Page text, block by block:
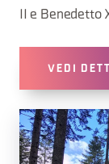
II e Benedetto
VEDI